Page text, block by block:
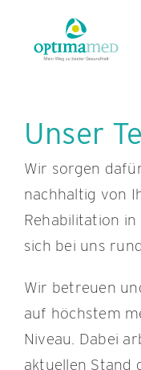
content
REHABILITATION
FÜR ÄRZT:INNEN
KARRIERE
KONTAKT
Unser
Wir sorgen
nachhaltig von
Rehabilitation
sich bei uns
Wir betreuen
auf höchstem
Niveau. Dabei
aktuellen Stand